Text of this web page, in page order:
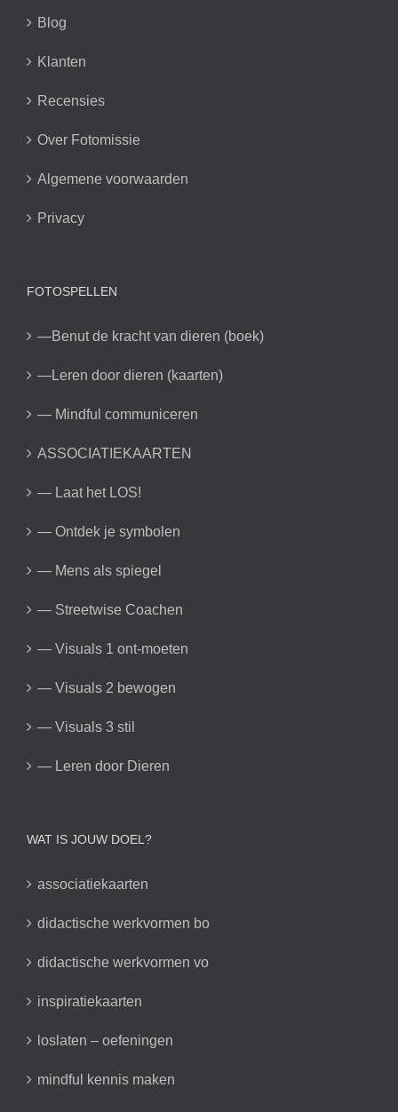
Blog
Klanten
Recensies
Over Fotomissie
Algemene voorwaarden
Privacy
FOTOSPELLEN
—Benut de kracht van dieren (boek)
—Leren door dieren (kaarten)
— Mindful communiceren
ASSOCIATIEKAARTEN
— Laat het LOS!
— Ontdek je symbolen
— Mens als spiegel
— Streetwise Coachen
— Visuals 1 ont-moeten
— Visuals 2 bewogen
— Visuals 3 stil
— Leren door Dieren
WAT IS JOUW DOEL?
associatiekaarten
didactische werkvormen bo
didactische werkvormen vo
inspiratiekaarten
loslaten – oefeningen
mindful kennis maken